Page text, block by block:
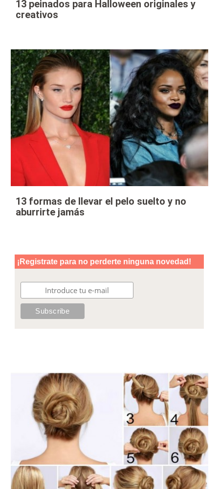
13 peinados para Halloween originales y
creativos
13 formas de llevar el pelo suelto y no
aburrirte jamás